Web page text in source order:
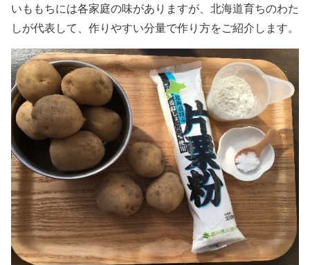
いももちには各家庭の味がありますが、北海道育ちのわた
しが代表して、作りやすい分量で作り方をご紹介します。